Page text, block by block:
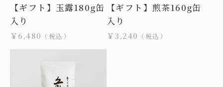
【ギフト】玉露180g缶
入り
￥6,480 （税込）
【ギフト】煎茶160g缶
入り
￥3,240 （税込）